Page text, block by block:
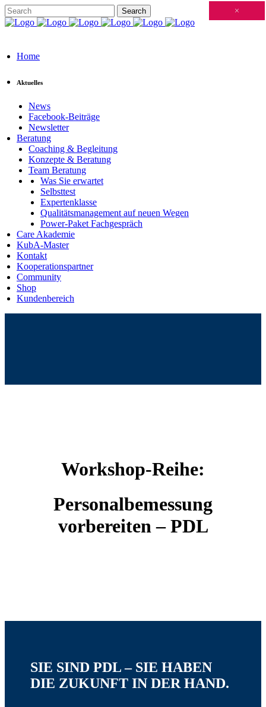
Home
Aktuelles
News
Facebook-Beiträge
Newsletter
Beratung
Coaching & Begleitung
Konzepte & Beratung
Team Beratung
Was Sie erwartet
Selbsttest
Expertenklasse
Qualitätsmanagement auf neuen Wegen
Power-Paket Fachgespräch
Care Akademie
KubA-Master
Kontakt
Kooperationspartner
Community
Shop
Kundenbereich
Workshop-Reihe:
Personalbemessung
vorbereiten – PDL
SIE SIND PDL – SIE HABEN
DIE ZUKUNFT IN DER HAND.
Schließen
×
×
×
×
×
×
×
×
×
×
×
×
×
×
×
×
×
×
×
×
×
×
×
×
×
×
×
×
×
×
×
×
×
×
×
×
×
×
×
×
×
×
×
×
×
×
×
×
×
×
×
×
×
×
×
×
×
×
×
×
×
×
×
×
×
×
×
×
×
×
×
×
×
×
×
×